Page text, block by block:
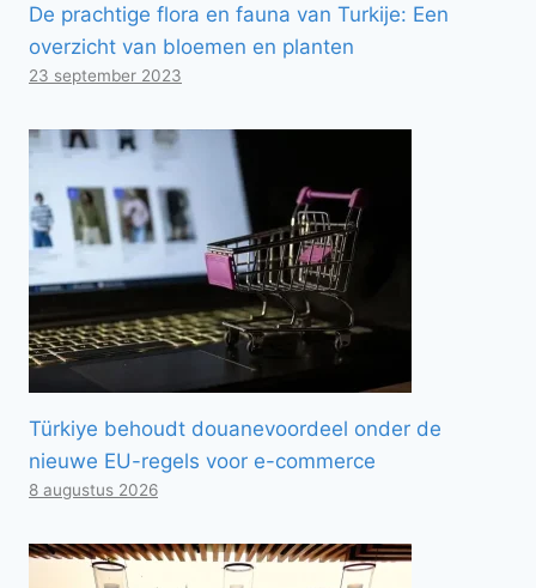
De prachtige flora en fauna van Turkije: Een
overzicht van bloemen en planten
23 september 2023
Türkiye behoudt douanevoordeel onder de
nieuwe EU-regels voor e-commerce
8 augustus 2026